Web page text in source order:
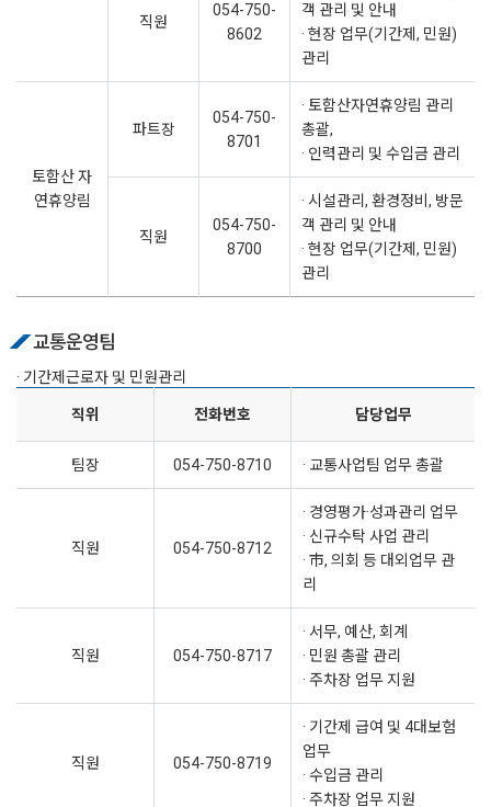
직원
054-750-
8602
객 관리 및 안내
· 현장 업무(기간제, 민원)
관리
토함산 자
연휴양림
파트장
054-750-
8701
· 토함산자연휴양림 관리
총괄,
· 인력관리 및 수입금 관리
직원
054-750-
8700
· 시설관리, 환경정비, 방문
객 관리 및 안내
· 현장 업무(기간제, 민원)
관리
교통운영팀
· 기간제근로자 및 민원관리
직위 전화번호 담당업무
팀장 054-750-8710 · 교통사업팀 업무 총괄
직원 054-750-8712
· 경영평가·성과관리 업무
· 신규수탁 사업 관리
· 市, 의회 등 대외업무 관
리
직원 054-750-8717
· 서무, 예산, 회계
· 민원 총괄 관리
· 주차장 업무 지원
직원 054-750-8719
· 기간제 급여 및 4대보험
업무
· 수입금 관리
· 주차장 업무 지원